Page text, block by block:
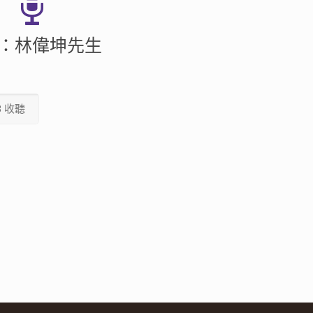
林偉坤先生
收聽